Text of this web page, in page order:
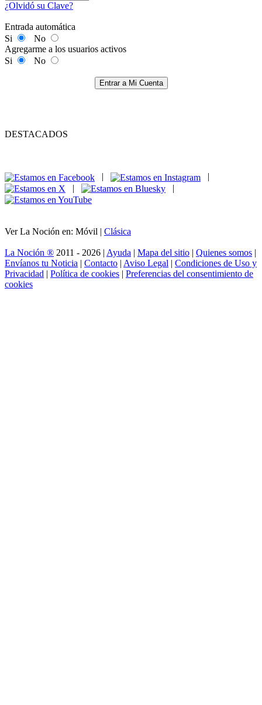
¿Olvidó su Clave?
Entrada automática
Si
No
Agregarme a los usuarios activos
Si
No
Entrar a Mi Cuenta
DESTACADOS
|
|
|
|
Ver La Noción en: Móvil | Clásica
La Noción ® 2011 - 2026 | Ayuda | Mapa del sitio | Quienes somos |
Envíanos tu Noticia | Contacto | Aviso Legal | Condiciones de Uso y
Privacidad | Política de cookies | Preferencias del consentimiento de
cookies